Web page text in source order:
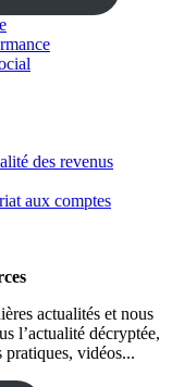
des revenus
aux comptes
actualités et nous
l’actualité décryptée,
pratiques, vidéos...